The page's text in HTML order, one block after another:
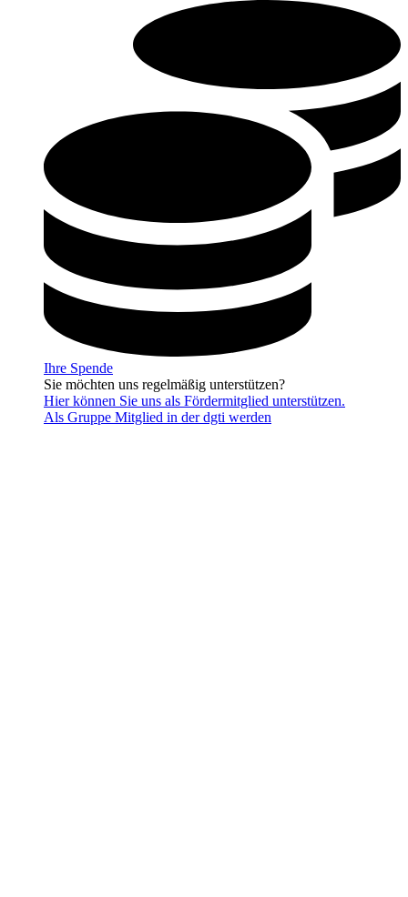
Ihre Spende
Sie möchten uns regelmäßig unterstützen?
Hier können Sie uns als Fördermitglied unterstützen.
Als Gruppe Mitglied in der dgti werden